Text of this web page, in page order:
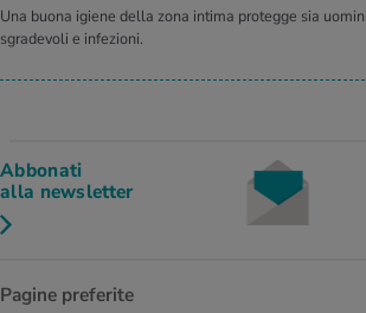
Una buona igiene della zona intima protegge sia
sgradevoli e infezioni.
Abbonati
alla newsletter
Pagine preferite